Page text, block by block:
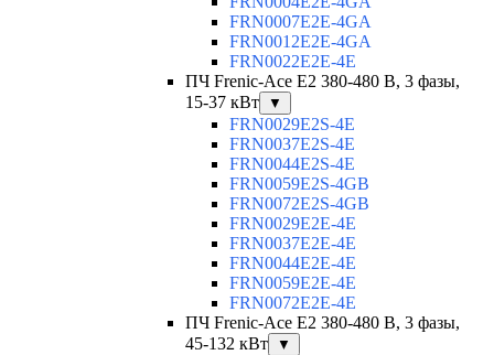
FRN0007E2E-4GA
FRN0012E2E-4GA
FRN0022E2E-4E
ПЧ Frenic-Ace E2 380-480 В, 3 фазы,
15-37 кВт
▼
FRN0029E2S-4E
FRN0037E2S-4E
FRN0044E2S-4E
FRN0059E2S-4GB
FRN0072E2S-4GB
FRN0029E2E-4E
FRN0037E2E-4E
FRN0044E2E-4E
FRN0059E2E-4E
FRN0072E2E-4E
ПЧ Frenic-Ace E2 380-480 В, 3 фазы,
45-132 кВт
▼